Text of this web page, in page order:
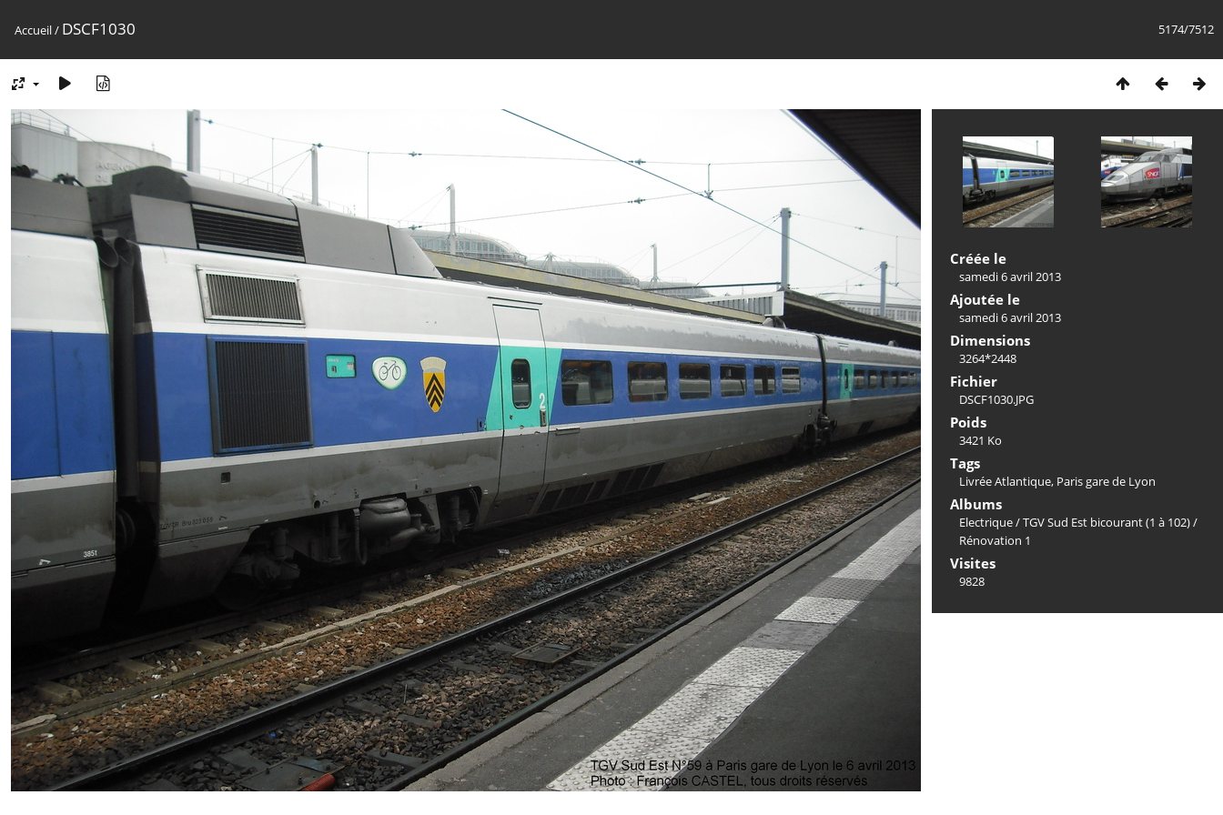
5174/7512
Accueil/ DSCF1030
Créée le
samedi 6 avril 2013
Ajoutée le
samedi 6 avril 2013
Dimensions
3264*2448
Fichier
DSCF1030.JPG
Poids
3421 Ko
Tags
Livrée Atlantique, Paris gare de Lyon
Albums
Electrique/TGV Sud Est bicourant (1 à 102)/
Rénovation 1
Visites
9828